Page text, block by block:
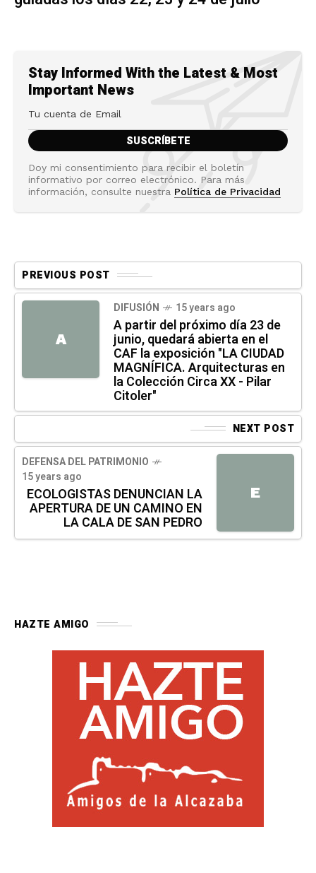
Stay Informed With the Latest & Most
Important News
Doy mi consentimiento para recibir el boletín
informativo por correo electrónico. Para más
información, consulte nuestra Política de Privacidad
PREVIOUS POST
A
DIFUSIÓN 15 years ago
A partir del próximo día 23 de
junio, quedará abierta en el
CAF la exposición "LA CIUDAD
MAGNÍFICA. Arquitecturas en
la Colección Circa XX - Pilar
Citoler"
NEXT POST
E
DEFENSA DEL PATRIMONIO
15 years ago
ECOLOGISTAS DENUNCIAN LA
APERTURA DE UN CAMINO EN
LA CALA DE SAN PEDRO
HAZTE AMIGO